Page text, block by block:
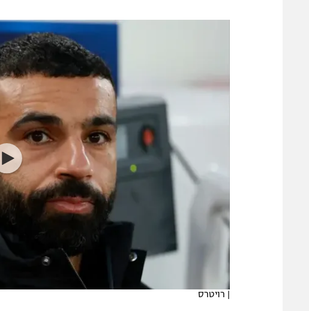
מדיניות פרטיות
תקנון פעילות ספורט 1
רשיון להקרנה פומבית לבית עסק
הצטרפות לחבילת הערוצים
המגזין
הפועל תל אביב
הפועל חיפה
הפועל באר שבע
מכבי נתניה
בני יהודה
| רויטרס